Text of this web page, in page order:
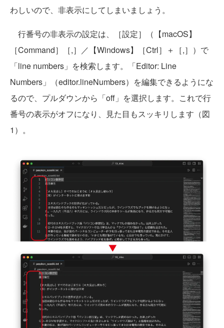
わしいので、非表示にしてしまいましょう。
行番号の非表示の設定は、［設定］（【macOS】
［Command］［,］／【Windows】［Ctrl］＋［,］）で
「line numbers」を検索します。「Editor: Line
Numbers」（editor.lineNumbers）を編集できるようにな
るので、プルダウンから「off」を選択します。これで行
番号の表示がオフになり、見た目もスッキリします（図
1）。